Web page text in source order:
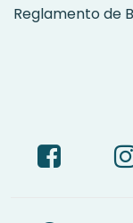
Reglamento de